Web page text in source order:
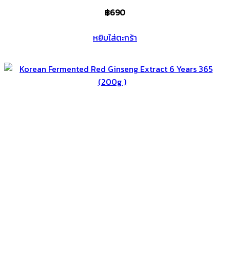
฿690
หยิบใส่ตะกร้า